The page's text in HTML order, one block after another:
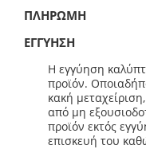
ΠΛΗΡΩΜΉ
ΕΓΓΎΗΣΗ
Η εγγύηση
προϊόν.
κακή
από μη
προϊόν εκτός
επισκευή του